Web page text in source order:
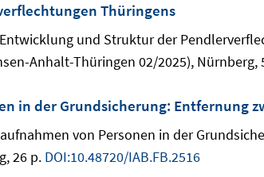
Thüringens
Entwicklung und Struktur der
Anhalt-Thüringen 02/2025), Nürnberg,
in der Grundsicherung: Entfernung
von Personen in der
26 p. DOI:10.48720/IAB.FB.2516